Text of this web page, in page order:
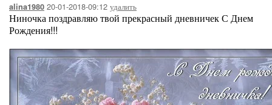
alina1980 20-01-2018-09:12 удалить
Ниночка поздравляю твой прекрасный дневничек С Днем
Рождения!!!